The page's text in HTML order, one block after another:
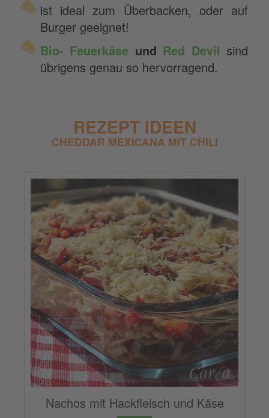
ist ideal zum Überbacken, oder auf
Burger geeignet!
Bio- Feuerkäse und Red Devil sind
übrigens genau so hervorragend.
REZEPT IDEEN
CHEDDAR MEXICANA MIT CHILI
Nachos mit Hackfleisch und Käse